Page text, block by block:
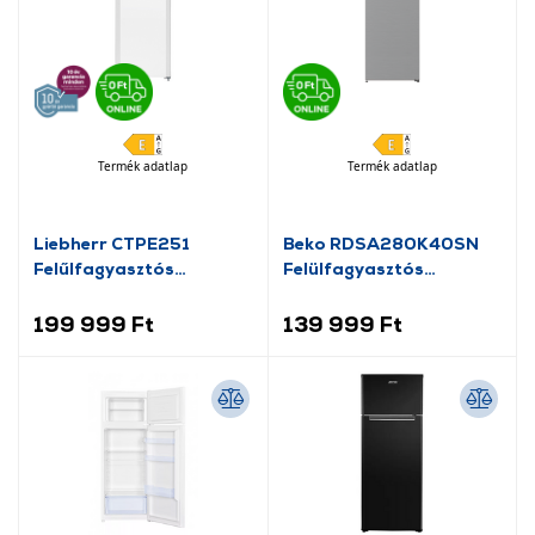
Termék adatlap
Liebherr CTPE251
Felűlfagyasztós
199 999 Ft
Termék adatlap
Beko RDSA280K40SN
Felülfagyasztós
139 999 Ft